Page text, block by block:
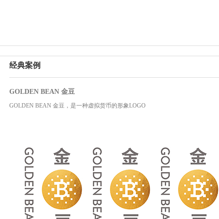
经典案例
GOLDEN BEAN 金豆
GOLDEN BEAN 金豆，是一种虚拟货币的形象LOGO